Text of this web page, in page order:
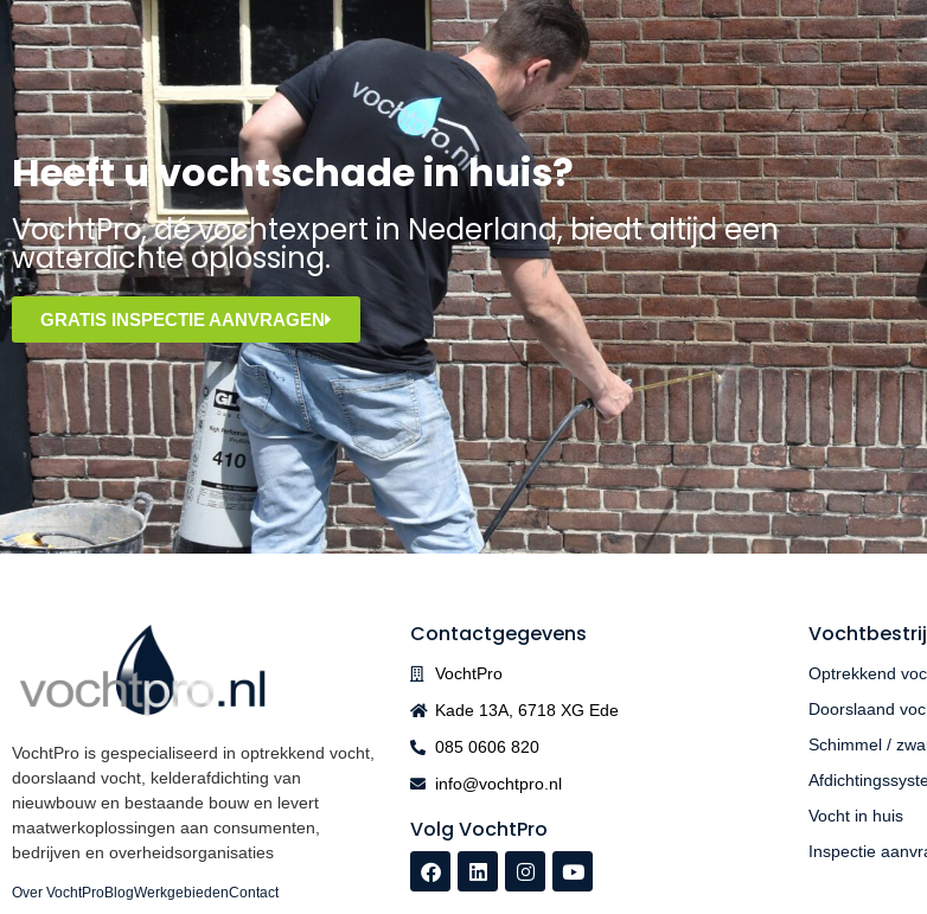
Heeft u vochtschade in huis?
VochtPro, dé vochtexpert in Nederland, biedt altijd een
waterdichte oplossing.
GRATIS INSPECTIE AANVRAGEN
VochtPro is gespecialiseerd in optrekkend vocht,
doorslaand vocht, kelderafdichting van
nieuwbouw en bestaande bouw en levert
maatwerkoplossingen aan consumenten,
bedrijven en overheidsorganisaties
Over VochtProBlogWerkgebiedenContact
Contactgegevens
VochtPro
Kade 13A, 6718 XG Ede
085 0606 820
info@vochtpro.nl
Volg VochtPro
Optrekkend
Doorslaand
Schimmel /
Vocht in huis
Inspectie